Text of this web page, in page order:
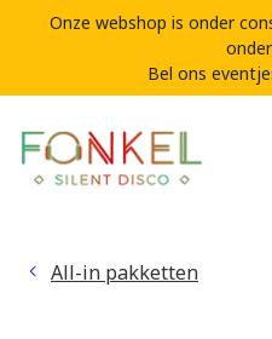
Onze webshop is onder
Bel ons
All-in pakketten